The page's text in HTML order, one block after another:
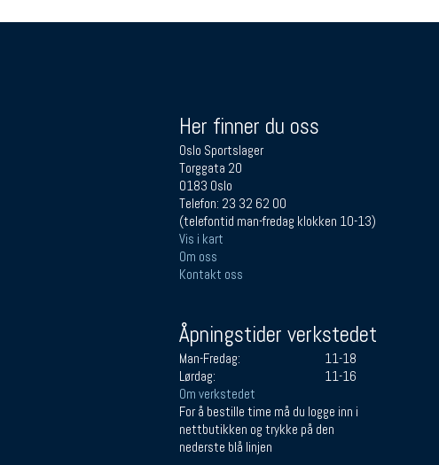
Her finner du oss
Oslo Sportslager
Torggata 20
0183 Oslo
Telefon: 23 32 62 00
(telefontid man-fredag klokken 10-13)
Vis i kart
Om oss
Kontakt oss
Åpningstider verkstedet
Man-Fredag:
11-18
Lørdag:
11-16
Om verkstedet
For å bestille time må du logge inn i
nettbutikken og trykke på den
nederste blå linjen